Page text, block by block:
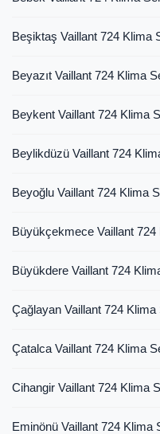
Beşiktaş Vaillant 724 Klima
Beyazıt Vaillant 724 Klima
Beykent Vaillant 724 Klima
Beylikdüzü Vaillant 724
Beyoğlu Vaillant 724 Klima
Büyükçekmece Vaillant
Büyükdere Vaillant 724
Çağlayan Vaillant 724 Klima
Çatalca Vaillant 724 Klima
Cihangir Vaillant 724 Klima
Eminönü Vaillant 724 Klima